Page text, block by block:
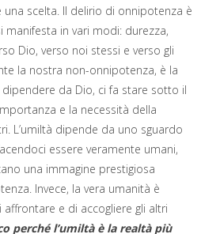
scelta. Il delirio di onnipotenza è
in vari modi: durezza,
Dio, verso noi stessi e verso gli
la nostra non-onnipotenza, è la
dipendere da Dio, ci fa stare sotto il
e la necessità della
L’umiltà dipende da uno sguardo
essere veramente umani,
una immagine prestigiosa
Invece, la vera umanità è
e di accogliere gli altri
perché l’umiltà è la realtà più